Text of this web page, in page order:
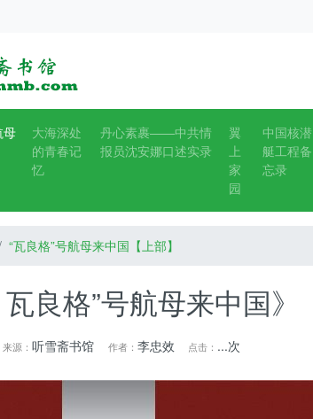
母
大海深处
的青春记
忆
丹心素裹——中共情
报员沈安娜口述实录
翼
上
家
园
中国核潜
艇工程备
忘录
“瓦良格”号航母来中国【上部】
良格”号航母来中国》
来源：听雪斋书馆 作者： 李忠效 点击： ...次